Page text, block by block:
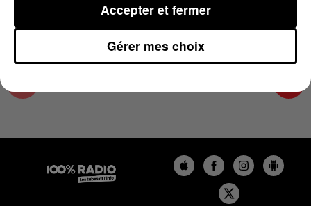
Gérer mes choix
Accepter et fermer